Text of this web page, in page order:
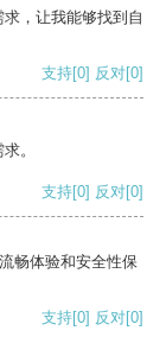
，让我能够找到自
支持[0] 反对[0]
。
支持[0] 反对[0]
畅体验和安全性保
支持[0] 反对[0]